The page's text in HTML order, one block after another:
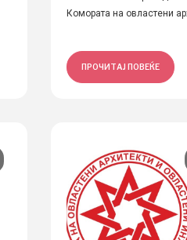
Комората на овластени
ПРОЧИТАЈ ПОВЕЌЕ